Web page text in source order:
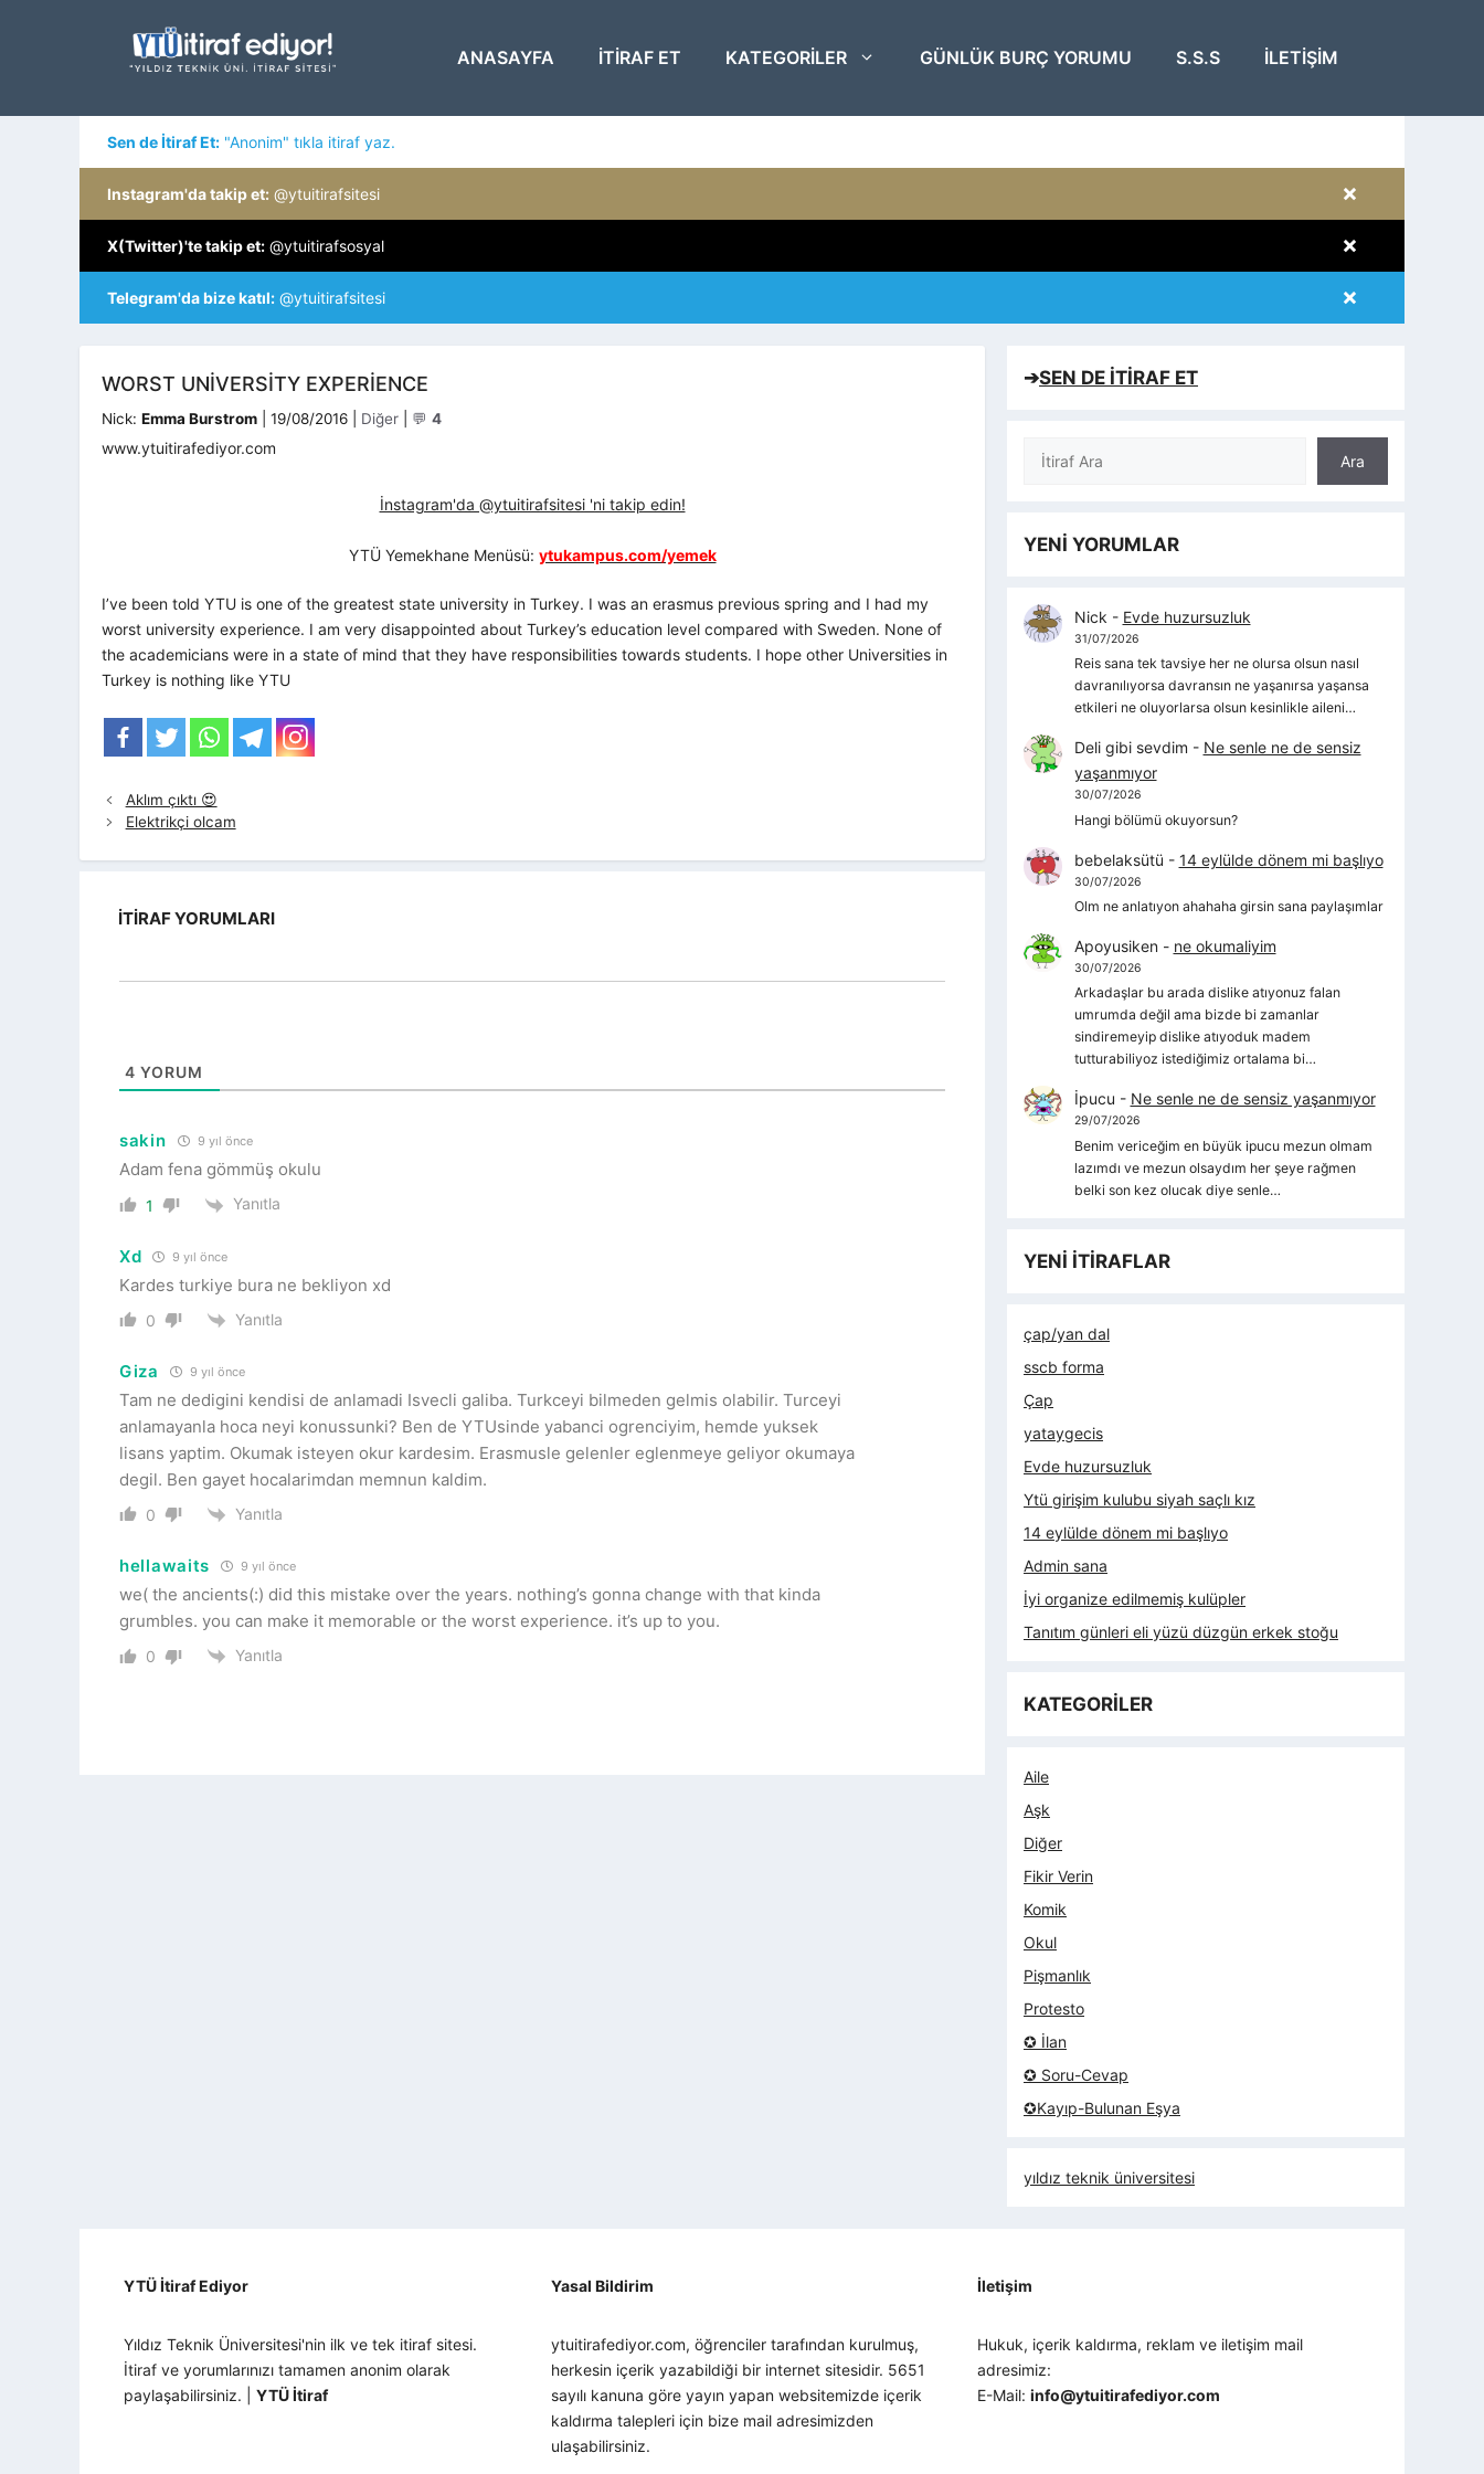
ANASAYFA ITIRAF ET KATEGORILER GÜNLÜK BURÇ YORUMU S.S.S İLETIŞIM
Sen de İtiraf Et: "Anonim" tıkla itiraf yaz.
×
Instagram'da takip et: @ytuitirafsitesi
×
X(Twitter)'te takip et: @ytuitirafsosyal
×
Telegram'da bize katıl: @ytuitirafsitesi
WORST UNIVERSITY EXPERIENCE
Nick: Emma Burstrom 19/08/2016 Kategoriler
Diğer 💬 4
www.ytuitirafediyor.com
İnstagram'da @ytuitirafsitesi 'ni takip edin!
YTÜ Yemekhane Menüsü: ytukampus.com/yemek
I’ve been told YTU is one of the greatest state university in Turkey. I was an erasmus previous spring and I had my
worst university experience. I am very disappointed about Turkey’s education level compared with Sweden. None of
the academicians were in a state of mind that they have responsibilities towards students. I hope other Universities in
Turkey is nothing like YTU
Aklım çıktı 😍
Elektrikçi olcam
İTIRAF YORUMLARI
4 YORUM
sakin 9 yıl önce
Adam fena gömmüş okulu
1 Yanıtla
Xd 9 yıl önce
Kardes turkiye bura ne bekliyon xd
0 Yanıtla
Giza 9 yıl önce
Tam ne dedigini kendisi de anlamadi Isvecli galiba. Turkceyi bilmeden gelmis olabilir. Turceyi
anlamayanla hoca neyi konussunki? Ben de YTUsinde yabanci ogrenciyim, hemde yuksek
lisans yaptim. Okumak isteyen okur kardesim. Erasmusle gelenler eglenmeye geliyor okumaya
degil. Ben gayet hocalarimdan memnun kaldim.
0 Yanıtla
hellawaits 9 yıl önce
we( the ancients(:) did this mistake over the years. nothing’s gonna change with that kinda
grumbles. you can make it memorable or the worst experience. it’s up to you.
0 Yanıtla
➔SEN DE İTİRAF ET
Ara
Ara
YENİ YORUMLAR
Nick - Evde huzursuzluk
31/07/2026
Reis sana tek tavsiye her ne olursa olsun nasıl
davranılıyorsa davransın ne yaşanırsa yaşansa
etkileri ne oluyorlarsa olsun kesinlikle aileni…
Deli gibi sevdim - Ne senle ne de sensiz
yaşanmıyor
30/07/2026
Hangi bölümü okuyorsun?
bebelaksütü - 14 eylülde dönem mi başlıyo
30/07/2026
Olm ne anlatıyon ahahaha girsin sana paylaşımlar
Apoyusiken- ne okumaliyim
30/07/2026
Arkadaşlar bu arada dislike atıyonuz falan
umrumda değil ama bizde bi zamanlar
sindiremeyip dislike atıyoduk madem
tutturabiliyoz istediğimiz ortalama bi…
İpucu - Ne senle ne de sensiz yaşanmıyor
29/07/2026
Benim vericeğim en büyük ipucu mezun olmam
lazımdı ve mezun olsaydım her şeye rağmen
belki son kez olucak diye senle…
YENİ İTİRAFLAR
çap/yan dal
sscb forma
Çap
yataygecis
Evde huzursuzluk
Ytü girişim kulubu siyah saçlı kız
14 eylülde dönem mi başlıyo
Admin sana
İyi organize edilmemiş kulüpler
Tanıtım günleri eli yüzü düzgün erkek stoğu
KATEGORİLER
Aile
Aşk
Diğer
Fikir Verin
Komik
Okul
Pişmanlık
Protesto
✪ İlan
✪ Soru-Cevap
✪Kayıp-Bulunan Eşya
yıldız teknik üniversitesi
YTÜ İtiraf Ediyor
Yıldız Teknik Üniversitesi'nin ilk ve tek itiraf sitesi.
İtiraf ve yorumlarınızı tamamen anonim olarak
paylaşabilirsiniz. | YTÜ İtiraf
Yasal Bildirim
ytuitirafediyor.com, öğrenciler tarafından kurulmuş,
herkesin içerik yazabildiği bir internet sitesidir. 5651
sayılı kanuna göre yayın yapan websitemizde içerik
kaldırma talepleri için bize mail adresimizden
ulaşabilirsiniz.
İletişim
Hukuk, içerik kaldırma, reklam ve iletişim mail
adresimiz:
E-Mail:info@ytuitirafediyor.com